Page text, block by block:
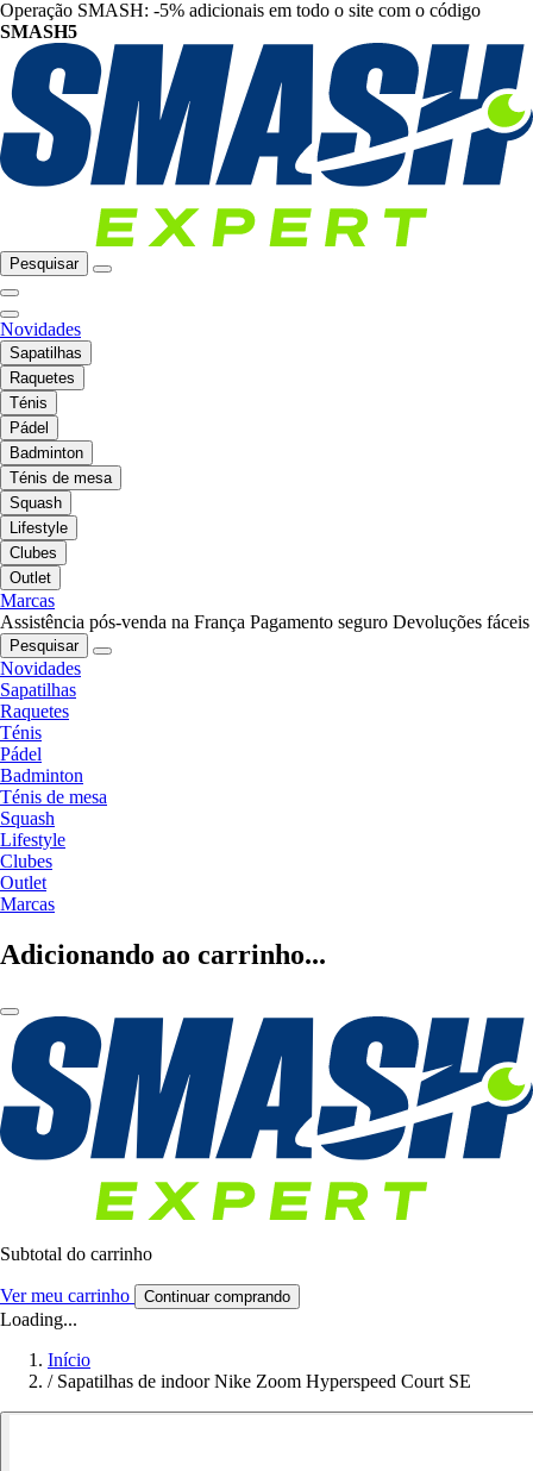
Operação SMASH: -5% adicionais em todo o site com o código
SMASH5
Pesquisar
Novidades
Sapatilhas
Raquetes
Ténis
Pádel
Badminton
Ténis de mesa
Squash
Lifestyle
Clubes
Outlet
Marcas
Assistência pós-venda na França Pagamento seguro Devoluções fáceis
Pesquisar
Novidades
Sapatilhas
Raquetes
Ténis
Pádel
Badminton
Ténis de mesa
Squash
Lifestyle
Clubes
Outlet
Marcas
Adicionando ao carrinho...
Subtotal do carrinho
Ver meu carrinho Continuar comprando
Loading...
Início
/ Sapatilhas de indoor Nike Zoom Hyperspeed Court SE